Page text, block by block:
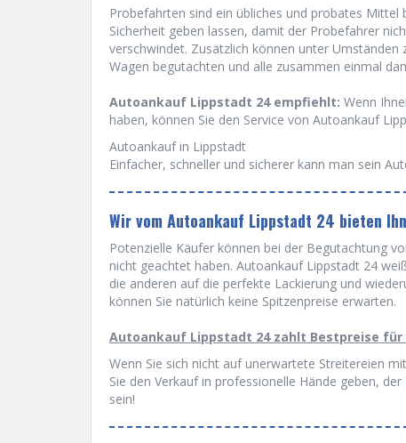
Probefahrten sind ein übliches und probates
Sicherheit geben lassen, damit der Probefahrer
verschwindet. Zusätzlich können unter
Wagen begutachten und alle zusammen einmal
Autoankauf Lippstadt 24 empfiehlt: Wenn
haben, können Sie den Service von Autoankauf
Autoankauf in Lippstadt
Einfacher, schneller und sicherer kann man sein
Wir vom Autoankauf Lippstadt 24 bieten
Potenzielle Käufer können bei der Begutachtung
nicht geachtet haben. Autoankauf Lippstadt 24
die anderen auf die perfekte Lackierung und
können Sie natürlich keine Spitzenpreise erwarten.
Autoankauf Lippstadt 24 zahlt Bestpreise für
Wenn Sie sich nicht auf unerwartete Streitereien
Sie den Verkauf in professionelle Hände geben,
sein!